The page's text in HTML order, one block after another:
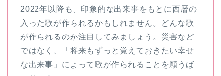
2022年以降も、印象的な出来事をもとに西暦の
入った歌が作られるかもしれません。どんな歌
が作られるのか注目してみましょう。災害など
ではなく、「将来もずっと覚えておきたい幸せ
な出来事」によって歌が作られることを願うば